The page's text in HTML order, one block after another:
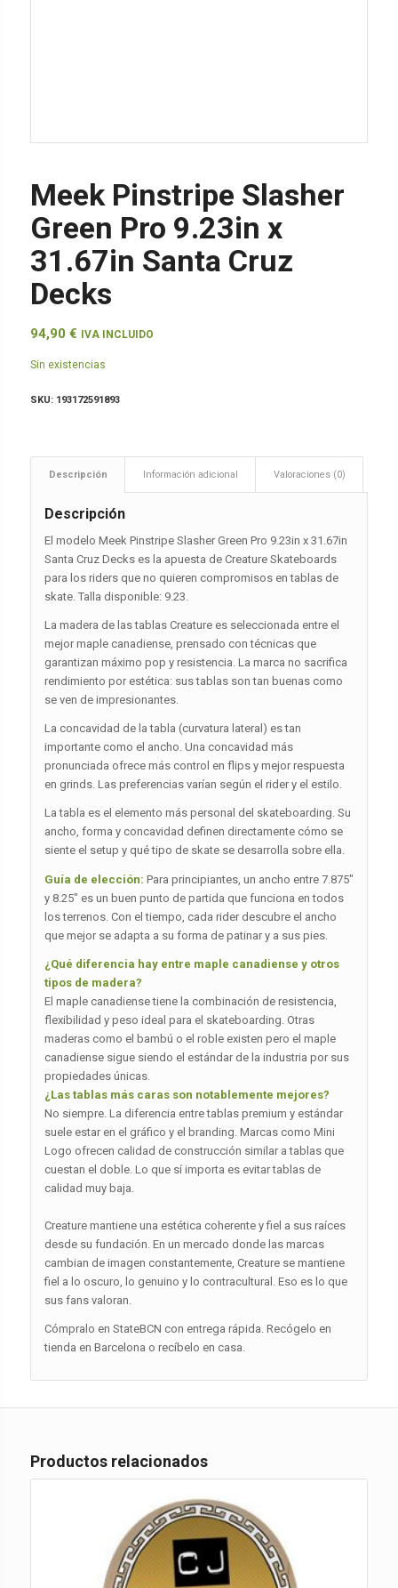
Meek Pinstripe Slasher
Green Pro 9.23in x
31.67in Santa Cruz
Decks
94,90 € IVA INCLUIDO
Sin existencias
SKU: 193172591893
Descripción Información adicional Valoraciones (0)
Descripción
El modelo Meek Pinstripe Slasher Green Pro 9.23in x 31.67in
Santa Cruz Decks es la apuesta de Creature Skateboards
para los riders que no quieren compromisos en tablas de
skate. Talla disponible: 9.23.
La madera de las tablas Creature es seleccionada entre el
mejor maple canadiense, prensado con técnicas que
garantizan máximo pop y resistencia. La marca no sacrifica
rendimiento por estética: sus tablas son tan buenas como
se ven de impresionantes.
La concavidad de la tabla (curvatura lateral) es tan
importante como el ancho. Una concavidad más
pronunciada ofrece más control en flips y mejor respuesta
en grinds. Las preferencias varían según el rider y el estilo.
La tabla es el elemento más personal del skateboarding. Su
ancho, forma y concavidad definen directamente cómo se
siente el setup y qué tipo de skate se desarrolla sobre ella.
Guía de elección: Para principiantes, un ancho entre 7.875″
y 8.25″ es un buen punto de partida que funciona en todos
los terrenos. Con el tiempo, cada rider descubre el ancho
que mejor se adapta a su forma de patinar y a sus pies.
¿Qué diferencia hay entre maple canadiense y otros
tipos de madera?
El maple canadiense tiene la combinación de resistencia,
flexibilidad y peso ideal para el skateboarding. Otras
maderas como el bambú o el roble existen pero el maple
canadiense sigue siendo el estándar de la industria por sus
propiedades únicas.
¿Las tablas más caras son notablemente mejores?
No siempre. La diferencia entre tablas premium y estándar
suele estar en el gráfico y el branding. Marcas como Mini
Logo ofrecen calidad de construcción similar a tablas que
cuestan el doble. Lo que sí importa es evitar tablas de
calidad muy baja.
Creature mantiene una estética coherente y fiel a sus raíces
desde su fundación. En un mercado donde las marcas
cambian de imagen constantemente, Creature se mantiene
fiel a lo oscuro, lo genuino y lo contracultural. Eso es lo que
sus fans valoran.
Cómpralo en StateBCN con entrega rápida. Recógelo en
tienda en Barcelona o recíbelo en casa.
Productos relacionados